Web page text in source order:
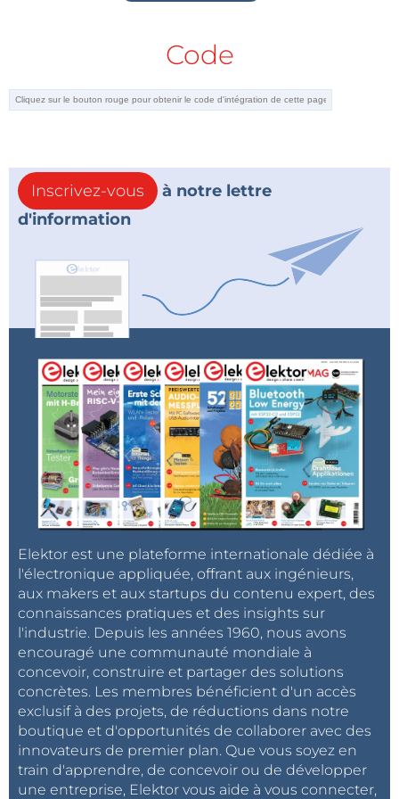
Code
Inscrivez-vous
à notre lettre
d'information
Elektor est une plateforme internationale dédiée à
l'électronique appliquée, offrant aux ingénieurs,
aux makers et aux startups du contenu expert, des
connaissances pratiques et des insights sur
l'industrie. Depuis les années 1960, nous avons
encouragé une communauté mondiale à
concevoir, construire et partager des solutions
concrètes. Les membres bénéficient d'un accès
exclusif à des projets, de réductions dans notre
boutique et d'opportunités de collaborer avec des
innovateurs de premier plan. Que vous soyez en
train d'apprendre, de concevoir ou de développer
une entreprise, Elektor vous aide à vous connecter,